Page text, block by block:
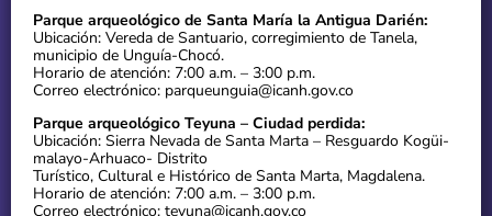
Parque arqueológico de Santa María la Antigua Darién:
Ubicación: Vereda de Santuario, corregimiento de Tanela,
municipio de Unguía-Chocó.
Horario de atención: 7:00 a.m. – 3:00 p.m.
Correo electrónico: parqueunguia@icanh.gov.co
Parque arqueológico Teyuna – Ciudad perdida:
Ubicación: Sierra Nevada de Santa Marta – Resguardo Kogüi-
malayo-Arhuaco- Distrito
Turístico, Cultural e Histórico de Santa Marta, Magdalena.
Horario de atención: 7:00 a.m. – 3:00 p.m.
Correo electrónico: teyuna@icanh.gov.co